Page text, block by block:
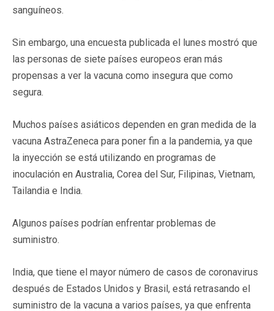
sanguíneos.
Sin embargo, una encuesta publicada el lunes mostró que
las personas de siete países europeos eran más
propensas a ver la vacuna como insegura que como
segura.
Muchos países asiáticos dependen en gran medida de la
vacuna AstraZeneca para poner fin a la pandemia, ya que
la inyección se está utilizando en programas de
inoculación en Australia, Corea del Sur, Filipinas, Vietnam,
Tailandia e India.
Algunos países podrían enfrentar problemas de
suministro.
India, que tiene el mayor número de casos de coronavirus
después de Estados Unidos y Brasil, está retrasando el
suministro de la vacuna a varios países, ya que enfrenta